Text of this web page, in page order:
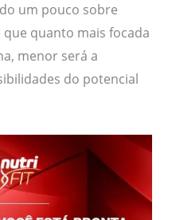
um pouco sobre
quanto mais focada
menor será a
do potencial